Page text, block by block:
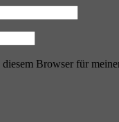
Browser für